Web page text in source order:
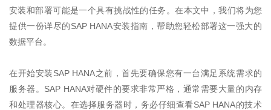
安装和部署可能是一个具有挑战性的任务。在本文中，我们将为您
提供一份详尽的SAP HANA安装指南，帮助您轻松部署这一强大的
数据平台。
在开始安装SAP HANA之前，首先要确保您有一台满足系统需求的
服务器。 SAP HANA对硬件的要求非常严格，通常需要大量的内存
和处理器核心。在选择服务器时，务必仔细查看SAP HANA的技术